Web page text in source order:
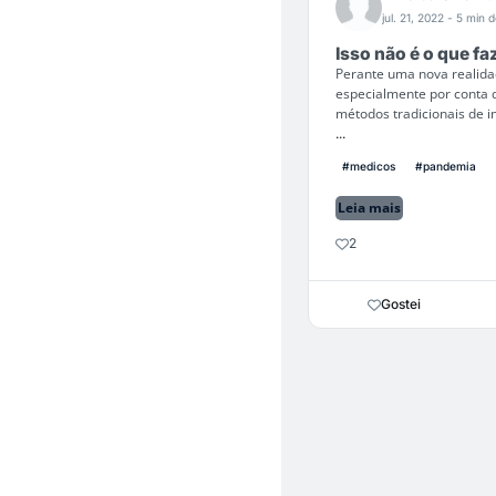
jul. 21, 2022 - 5 min
Isso não é o que
Perante uma nova
especialmente por conta
métodos tradicionais de
...
#medicos #pandemia
Leia mais
2
Gostei